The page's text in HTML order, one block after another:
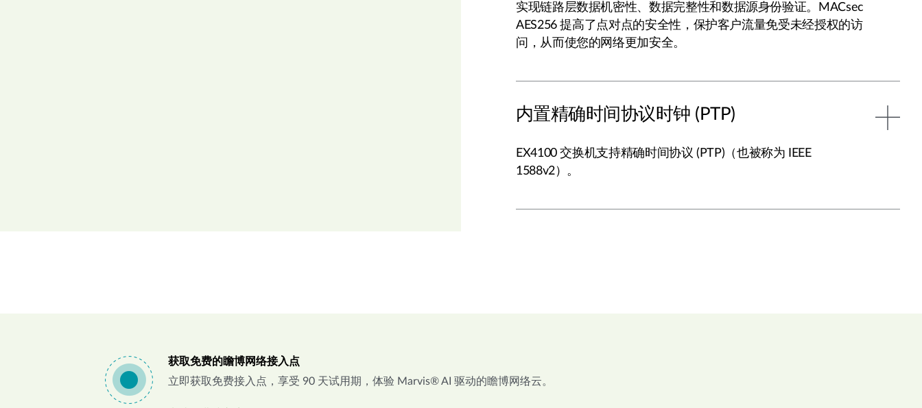
实现链路层数据机密性、数据完整性和数据源身份验证。MACsec
AES256 提高了点对点的安全性，保护客户流量免受未经授权的访
问，从而使您的网络更加安全。
内置精确时间协议时钟 (PTP)
EX4100 交换机支持精确时间协议 (PTP)（也被称为 IEEE
1588v2）。
获取免费的瞻博网络接入点
立即获取免费接入点，享受 90 天试用期，体验 Marvis® AI 驱动的瞻博网络云。